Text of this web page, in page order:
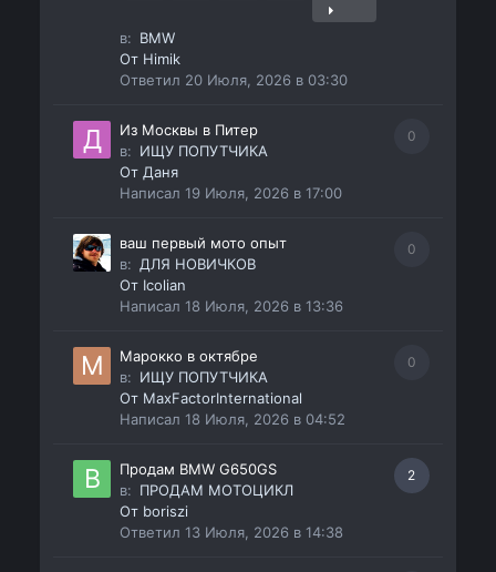
в: BMW
От Himik
Ответил 20 Июля, 2026 в 03:30
0
Из Москвы в Питер
в: ИЩУ ПОПУТЧИКА
ОтДаня
Написал19 Июля, 2026 в 17:00
0
ваш первый мото опыт
в: ДЛЯ НОВИЧКОВ
От Icolian
Написал18 Июля, 2026 в 13:36
0
Марокко в октябре
в: ИЩУ ПОПУТЧИКА
От MaxFactorInternational
Написал18 Июля, 2026 в 04:52
2
Продам BMW G650GS
в: ПРОДАМ МОТОЦИКЛ
От boriszi
Ответил13 Июля, 2026 в 14:38